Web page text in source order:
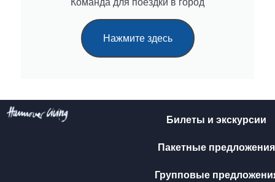
Нажмите здесь
Билеты и экскурсии
Пакетные предложения
Групповые